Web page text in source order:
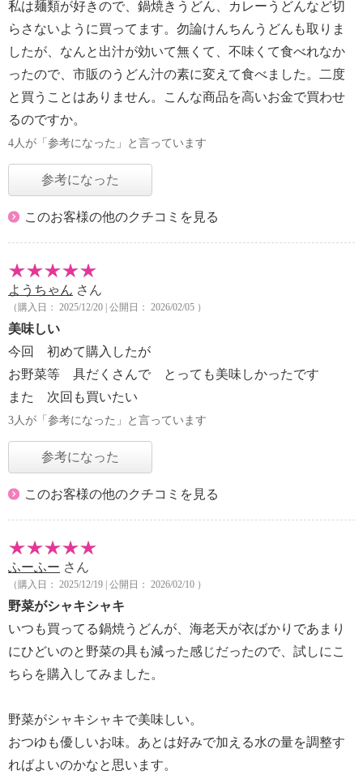
私は麺類が好きので、鍋焼きうどん、カレーうどんなど切
らさないように買ってます。勿論けんちんうどんも取りま
したが、なんと出汁が効いて無くて、不味くて食べれなか
ったので、市販のうどん汁の素に変えて食べました。二度
と買うことはありません。こんな商品を高いお金で買わせ
るのですか。
4人が「参考になった」と言っています
参考になった
このお客様の他のクチコミを見る
ようちゃん さん
（購入日： 2025/12/20 | 公開日： 2026/02/05 ）
美味しい
今回 初めて購入したが
お野菜等 具だくさんで とっても美味しかったです
また 次回も買いたい
3人が「参考になった」と言っています
参考になった
このお客様の他のクチコミを見る
ふーふー さん
（購入日： 2025/12/19 | 公開日： 2026/02/10 ）
野菜がシャキシャキ
いつも買ってる鍋焼うどんが、海老天が衣ばかりであまり
にひどいのと野菜の具も減った感じだったので、試しにこ
ちらを購入してみました。
野菜がシャキシャキで美味しい。
おつゆも優しいお味。あとは好みで加える水の量を調整す
ればよいのかなと思います。